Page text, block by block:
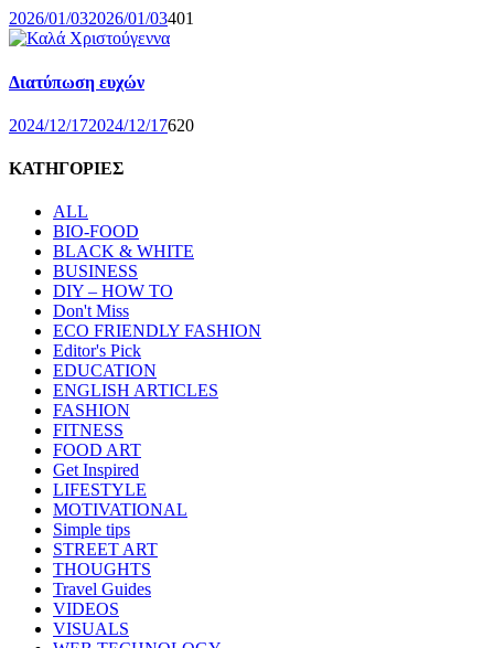
2026/01/032026/01/03401
Διατύπωση ευχών
2024/12/172024/12/17620
ΚΑΤΗΓΟΡΙΕΣ
ALL
BIO-FOOD
BLACK & WHITE
BUSINESS
DIY – HOW TO
Don't Miss
ECO FRIENDLY FASHION
Editor's Pick
EDUCATION
ENGLISH ARTICLES
FASHION
FITNESS
FOOD ART
Get Inspired
LIFESTYLE
MOTIVATIONAL
Simple tips
STREET ART
THOUGHTS
Travel Guides
VIDEOS
VISUALS